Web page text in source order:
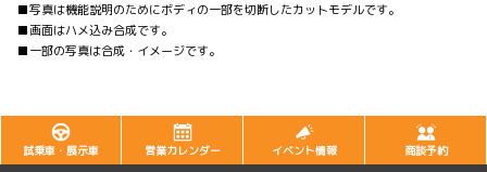
■写真は機能説明のためにボディの一部を切断したカットモデルです。
■画面はハメ込み合成です。
■一部の写真は合成・イメージです。
試乗車・展示車 営業カレンダー イベント情報 商談予約